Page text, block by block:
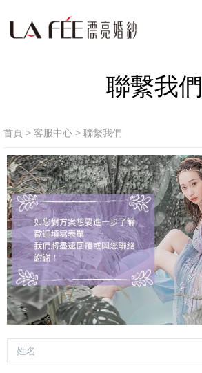
聯繫我們
首頁 > 客服中心 > 聯繫我們